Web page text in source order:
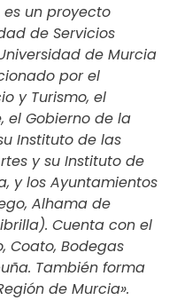
es un proyecto
de Servicios
de Murcia
por el
y Turismo, el
el Gobierno de la
Instituto de las
y su Instituto de
y los Ayuntamientos
Alhama de
Cuenta con el
Coato, Bodegas
También forma
de Murcia».